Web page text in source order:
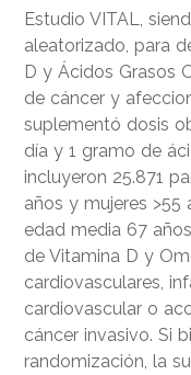
Estudio VITAL,
aleatorizado, para
D y Ácidos Grasos
de cáncer y
suplementó dosis
día y 1 gramo de
incluyeron 25.871
años y mujeres >55
edad media 67
de Vitamina D y
cardiovasculares,
cardiovascular o
cáncer invasivo. Si
randomización, la